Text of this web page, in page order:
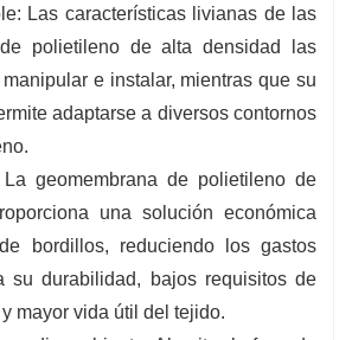
Las características livianas de las
polietileno de alta densidad las
e instalar, mientras que su
adaptarse a diversos contornos
geomembrana de polietileno de
una solución económica
bordillos, reduciendo los gastos
su durabilidad, bajos requisitos de
mayor vida útil del tejido.